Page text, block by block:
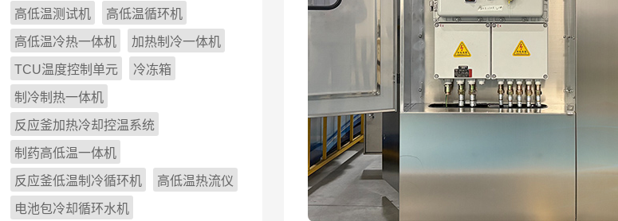
高低温测试机 高低温循环机
高低温冷热一体机 加热制冷一体机
TCU温度控制单元 冷冻箱
制冷制热一体机
反应釜加热冷却控温系统
制药高低温一体机
反应釜低温制冷循环机 高低温热流仪
电池包冷却循环水机